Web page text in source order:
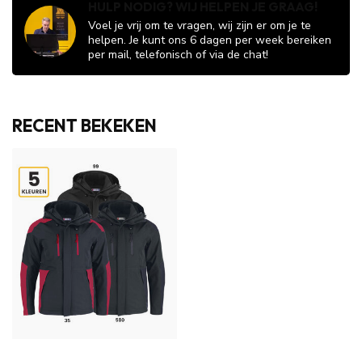
Voel je vrij om te vragen, wij zijn er om je te
helpen. Je kunt ons 6 dagen per week bereiken
per mail, telefonisch of via de chat!
RECENT BEKEKEN